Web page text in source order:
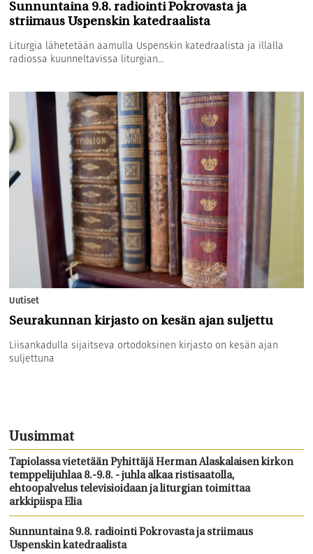
Sunnuntaina 9.8. radiointi Pokrovasta ja
striimaus Uspenskin katedraalista
Liturgia lähetetään aamulla Uspenskin katedraalista ja illalla
radiossa kuunneltavissa liturgian...
Uutiset
Seurakunnan kirjasto on kesän ajan suljettu
Liisankadulla sijaitseva ortodoksinen kirjasto on kesän ajan
suljettuna
Uusimmat
Tapiolassa vietetään Pyhittäjä Herman Alaskalaisen kirkon
temppelijuhlaa 8.-9.8. - juhla alkaa ristisaatolla,
ehtoopalvelus televisioidaan ja liturgian toimittaa
arkkipiispa Elia
Sunnuntaina 9.8. radiointi Pokrovasta ja striimaus
Uspenskin katedraalista